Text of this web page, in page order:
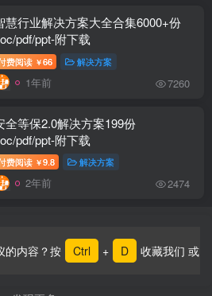
慧行业解决方案大全合集6000+份
pdf/ppt-附下载
费阅读 ￥66 解决方案
1年前 7260
全等保2.0解决方案199份
pdf/ppt-附下载
费阅读 ￥9.8 解决方案
2年前 2474
的内容？按 Ctrl + D 收藏我们 或